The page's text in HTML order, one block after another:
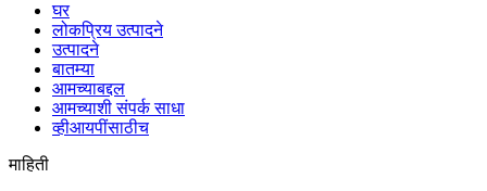
घर
लोकप्रिय उत्पादने
उत्पादने
बातम्या
आमच्याबद्दल
आमच्याशी संपर्क साधा
व्हीआयपींसाठीच
माहिती